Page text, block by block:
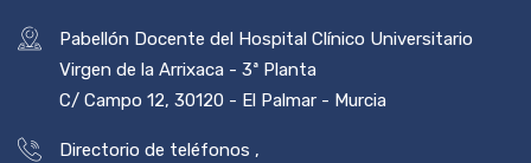
Pabellón Docente del Hospital Clínico Universitario
Virgen de la Arrixaca - 3ª Planta
C/ Campo 12, 30120 - El Palmar - Murcia
Directorio de teléfonos ,